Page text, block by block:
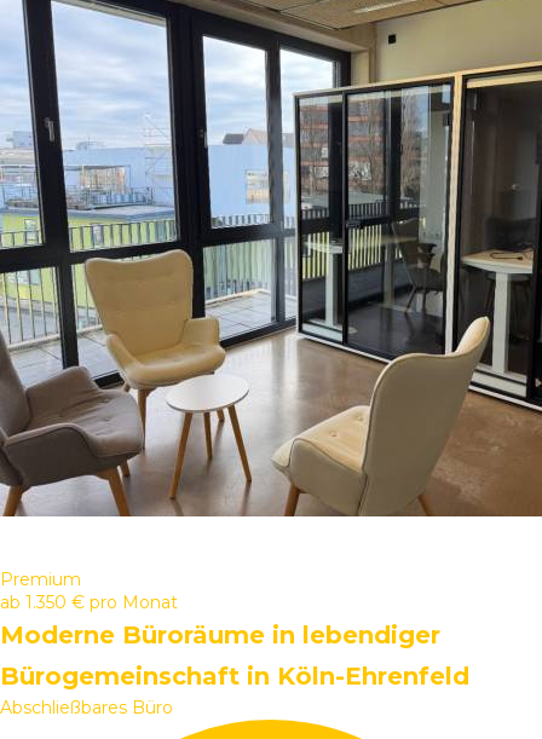
Premium
ab 1.350 € pro Monat
Moderne Büroräume in lebendiger
Bürogemeinschaft in Köln-Ehrenfeld
Abschließbares Büro